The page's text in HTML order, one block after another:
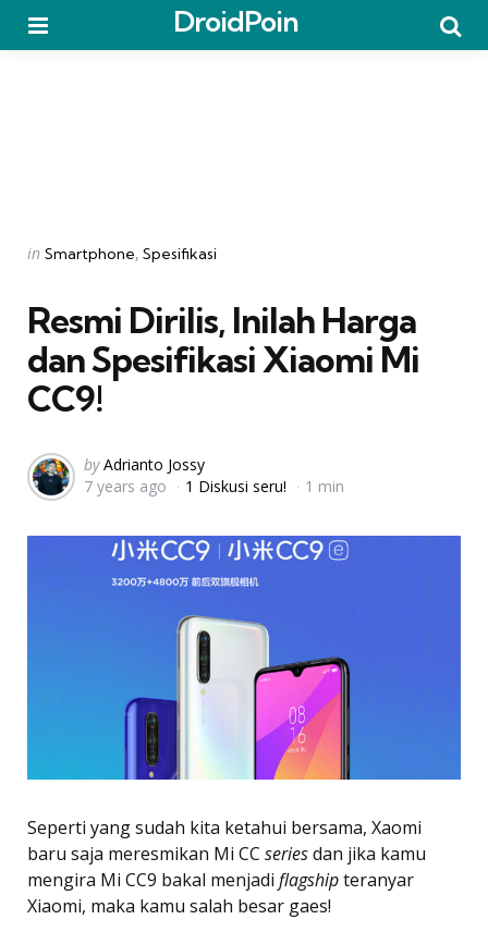
DroidPoin
Categories
Posted
in Smartphone Spesifikasi
Resmi Dirilis, Inilah Harga
dan Spesifikasi Xiaomi Mi
CC9!
Posted
by
by Adrianto Jossy
7 years ago
1 Diskusi seru! 1 min
Seperti yang sudah kita ketahui bersama, Xaomi
baru saja meresmikan Mi CC seriesdan jika kamu
mengira Mi CC9 bakal menjadi flagshipteranyar
Xiaomi, maka kamu salah besar gaes!